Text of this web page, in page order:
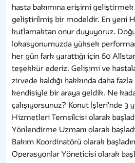
hasta bakımına erişimi
geliştirilmiş bir modeldir. En yeni
kutlamaktan onur duyuyoruz.
lokasyonumuzda yüksek
her gün fark yarattığı için 60
teşekkür ederiz. Gelişimi ve
zirvede kaldığı hakkında daha
kendisiyle bir araya geldik. Ne
çalışıyorsunuz? Konut İşleri'nde 3
Hizmetleri Temsilcisi olarak
Yönlendirme Uzmanı olarak
Bakım Koordinatörü olarak
Operasyonlar Yöneticisi olarak